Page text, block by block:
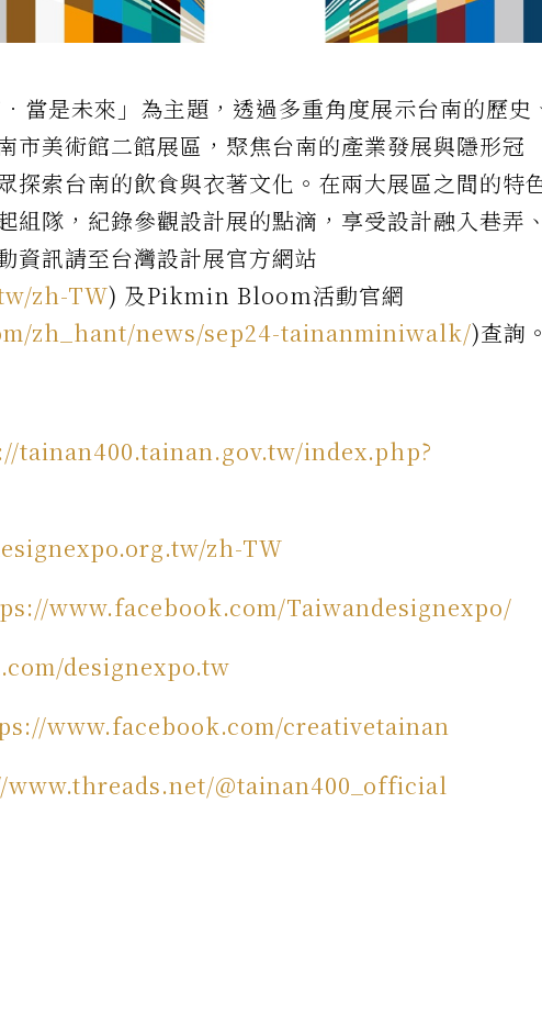
當是未來」為主題，透過多重角度展示台南的歷史
市美術館二館展區，聚焦台南的產業發展與隱形冠
探索台南的飲食與衣著文化。在兩大展區之間的特
組隊，紀錄參觀設計展的點滴，享受設計融入巷弄、
資訊請至台灣設計展官方網站
zh-TW) 及Pikmin Bloom活動官網
zh_hant/news/sep24-tainanminiwalk/)查詢。
tainan400.tainan.gov.tw/index.php?
zh-TW
www.facebook.com/Taiwandesignexpo/
designexpo.tw
www.facebook.com/creativetainan
@tainan400_official